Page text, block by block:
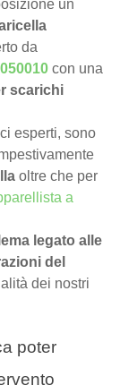
un
da
con una
scarichi
esperti, sono
oltre che per
a
legato alle
del
dei nostri
poter